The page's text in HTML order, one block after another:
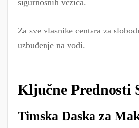
sigurnosnih vezica.
Za sve vlasnike centara za
uzbuđenje na vodi.
Ključne Prednosti
Timska Daska za